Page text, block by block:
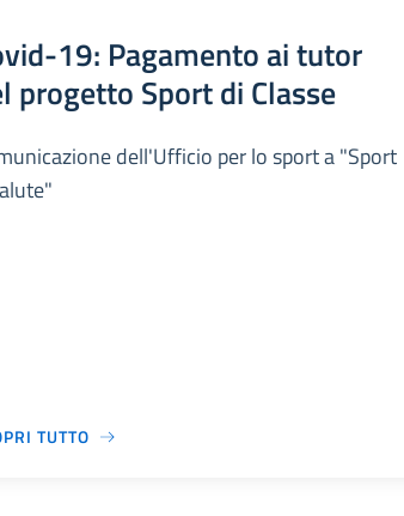
19: Pagamento ai tutor
progetto Sport di Classe
dell'Ufficio per lo sport a "Sport
TUTTO